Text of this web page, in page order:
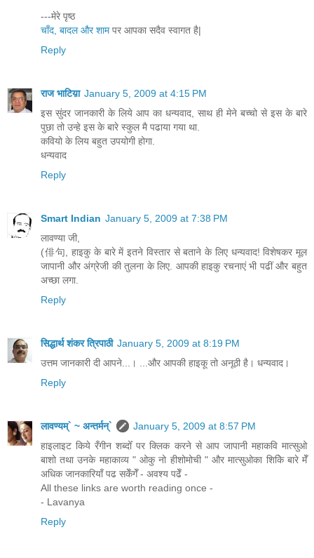
---मेरे पृष्ठ
चाँद, बादल और शामपर आपका सदैव स्वागत है|
Reply
राज भाटिय़ा January 5, 2009 at 4:15 PM
इस सुंदर जानकारी के लिये आप का धन्यवाद, साथ ही मेने बच्चो से इस के बारे
पुछा तो उन्हे इस के बारे स्कुल मै पढाया गया था.
कवियो के लिय बहुत उपयोगी होगा.
धन्यवाद
Reply
Smart Indian January 5, 2009 at 7:38 PM
लावण्या जी,
(俳句, हाइकु के बारे में इतने विस्तार से बताने के लिए धन्यवाद! विशेषकर मूल
जापानी और अंग्रेजी की तुलना के लिए. आपकी हाइकु रचनाएं भी पढीं और बहुत
अच्छा लगा.
Reply
सिद्धार्थ शंकर त्रिपाठी January 5, 2009 at 8:19 PM
उत्तम जानकारी दी आपने...। ...और आपकी हाइकू तो अनूठी है। धन्यवाद।
Reply
लावण्यम्` ~ अन्तर्मन्`
January 5, 2009 at 8:57 PM
हाइलाइट किये रँगीन शब्दोँ पर क्लिक करने से आप जापानी महाकवि मात्सुओ
बाशो तथा उनके महाकाव्य " ओकु नो हीशोमोची " और मात्सुओका शिकिे बारे मेँ
अधिक जानकारियाँ पढ सकेँगेँ - अवश्य पढेँ -
All these links are worth reading once -
- Lavanya
Reply